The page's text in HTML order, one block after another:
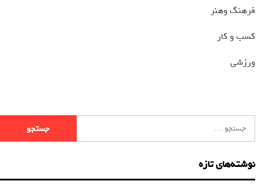
فرهنگ وهنر
کسب و کار
ورزشی
نوشته‌های تازه